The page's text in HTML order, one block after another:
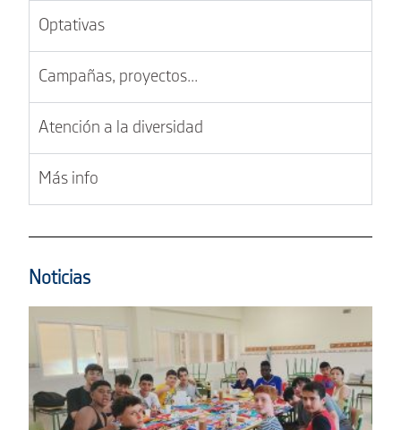
Optativas
Campañas, proyectos...
Atención a la diversidad
Más info
Noticias